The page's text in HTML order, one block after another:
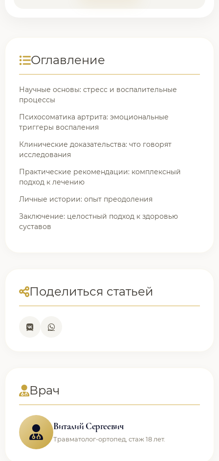
Оглавление
Научные основы: стресс и воспалительные
процессы
Психосоматика артрита: эмоциональные
триггеры воспаления
Клинические доказательства: что говорят
исследования
Практические рекомендации: комплексный
подход к лечению
Личные истории: опыт преодоления
Заключение: целостный подход к здоровью
суставов
Поделиться статьей
Врач
Виталий Сергеевич
Травматолог-ортопед, стаж 18 лет.